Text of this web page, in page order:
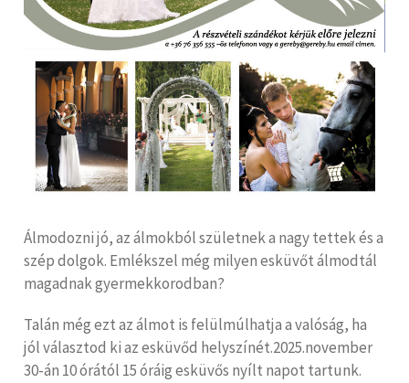
Álmodozni jó, az álmokból születnek a nagy tettek és a
szép dolgok. Emlékszel még milyen esküvőt álmodtál
magadnak gyermekkorodban?
Talán még ezt az álmot is felülmúlhatja a valóság, ha
jól választod ki az esküvőd helyszínét.2025.november
30-án 10 órától 15 óráig esküvős nyílt napot tartunk.